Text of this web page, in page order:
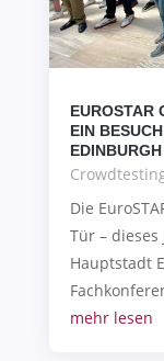
EUROSTAR
EIN
Die
Tür –
Hauptstadt
mehr lesen